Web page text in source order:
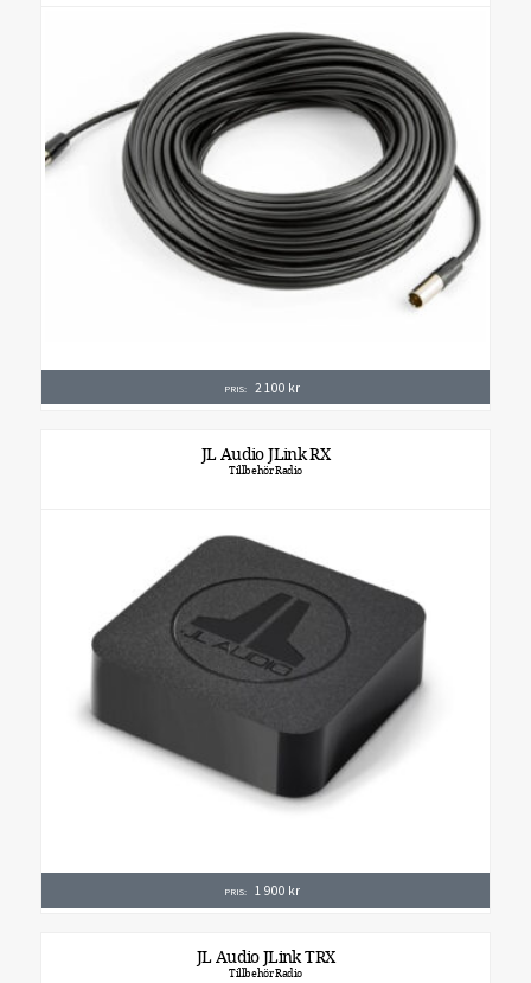
PRIS: 2 100 kr
JL Audio JLink RX
Tillbehör Radio
PRIS: 1 900 kr
JL Audio JLink TRX
Tillbehör Radio